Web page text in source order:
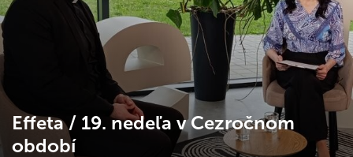
Effeta / 19. nedeľa v Cezročnom
období